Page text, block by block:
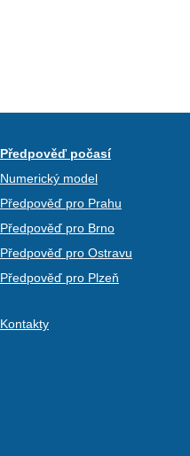
Předpověď počasí
Numerický model
Předpověď pro Prahu
Předpověď pro Brno
Předpověď pro Ostravu
Předpověď pro Plzeň
Kontakty